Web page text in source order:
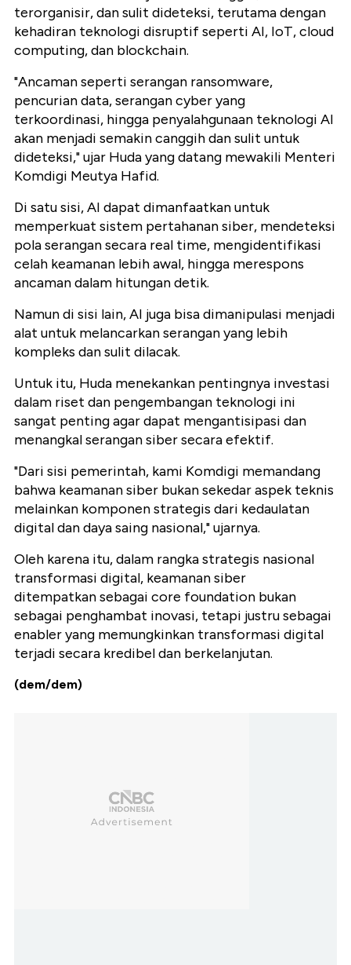
terorganisir, dan sulit dideteksi, terutama dengan
kehadiran teknologi disruptif seperti AI, IoT, cloud
computing, dan blockchain.
"Ancaman seperti serangan ransomware,
pencurian data, serangan cyber yang
terkoordinasi, hingga penyalahgunaan teknologi AI
akan menjadi semakin canggih dan sulit untuk
dideteksi," ujar Huda yang datang mewakili Menteri
Komdigi Meutya Hafid.
Di satu sisi, AI dapat dimanfaatkan untuk
memperkuat sistem pertahanan siber, mendeteksi
pola serangan secara real time, mengidentifikasi
celah keamanan lebih awal, hingga merespons
ancaman dalam hitungan detik.
Namun di sisi lain, AI juga bisa dimanipulasi menjadi
alat untuk melancarkan serangan yang lebih
kompleks dan sulit dilacak.
Untuk itu, Huda menekankan pentingnya investasi
dalam riset dan pengembangan teknologi ini
sangat penting agar dapat mengantisipasi dan
menangkal serangan siber secara efektif.
"Dari sisi pemerintah, kami Komdigi memandang
bahwa keamanan siber bukan sekedar aspek teknis
melainkan komponen strategis dari kedaulatan
digital dan daya saing nasional," ujarnya.
Oleh karena itu, dalam rangka strategis nasional
transformasi digital, keamanan siber
ditempatkan sebagai core foundation bukan
sebagai penghambat inovasi, tetapi justru sebagai
enabler yang memungkinkan transformasi digital
terjadi secara kredibel dan berkelanjutan.
(dem/dem)